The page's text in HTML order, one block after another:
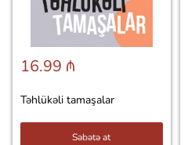
16.99 ₼
Təhlükəli tamaşalar
Səbətə at